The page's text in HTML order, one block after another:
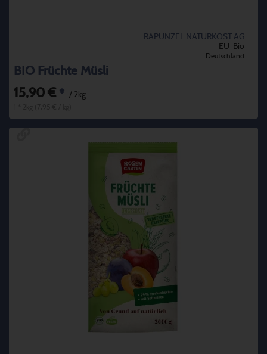
RAPUNZEL NATURKOST AG
EU-Bio
Deutschland
BIO Früchte Müsli
15,90 € * / 2kg